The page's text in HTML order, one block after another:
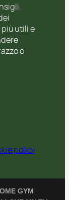
utili e
o
policy
GYM